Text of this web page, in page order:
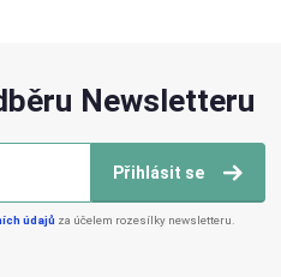
Newsletteru
Přihlásit se
údajů za účelem rozesílky newsletteru.